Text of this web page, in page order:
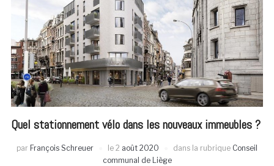
Quel stationnement vélo dans les nouveaux immeubles ?
par François Schreuer le 2 août 2020 dans la rubrique Conseil
communal de Liège